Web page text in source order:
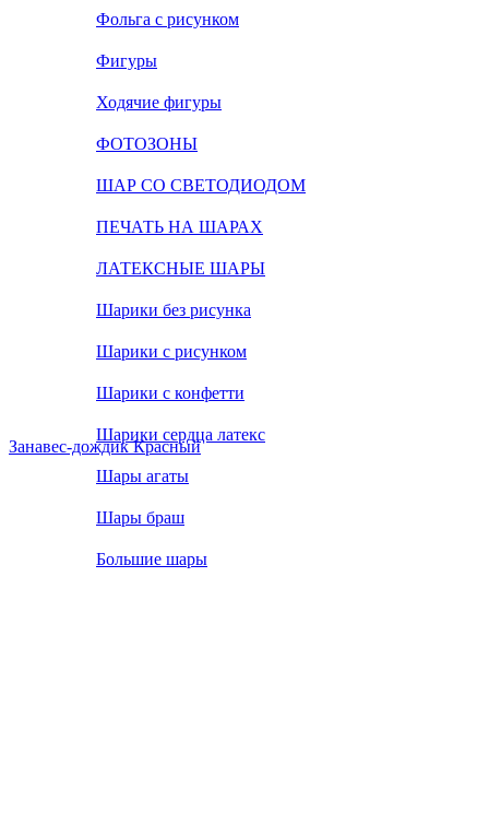
Фольга с рисунком
Фигуры
Ходячие фигуры
ФОТОЗОНЫ
ШАР СО СВЕТОДИОДОМ
ПЕЧАТЬ НА ШАРАХ
ЛАТЕКСНЫЕ ШАРЫ
Шарики без рисунка
Шарики с рисунком
Шарики с конфетти
Шарики сердца латекс
Шары агаты
Шары браш
Большие шары
Занавес-дождик Красный